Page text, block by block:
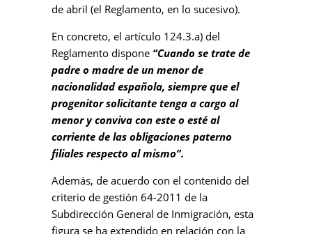
de abril (el Reglamento, en lo sucesivo).
En concreto, el artículo 124.3.a) del
Reglamento dispone “Cuando se trate de
padre o madre de un menor de
nacionalidad española, siempre que el
progenitor solicitante tenga a cargo al
menor y conviva con este o esté al
corriente de las obligaciones paterno
filiales respecto al mismo”.
Además, de acuerdo con el contenido del
criterio de gestión 64-2011 de la
Subdirección General de Inmigración, esta
figura se ha extendido en relación con la